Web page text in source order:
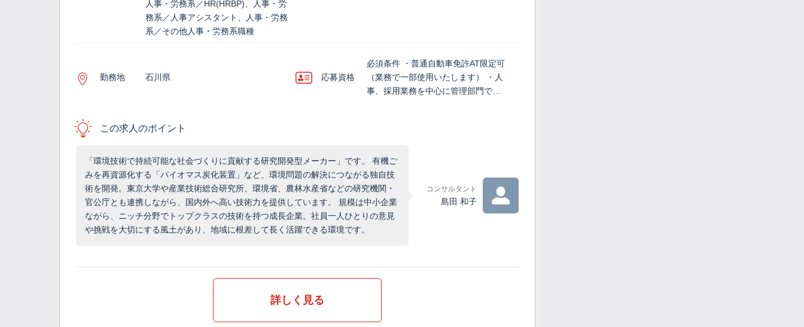
人事・労務系／HR(HRBP)、人事・労
務系／人事アシスタント、人事・労務
系／その他人事・労務系職種
勤務地 石川県 応募資格
必須条件 ・普通自動車免許AT限定可
（業務で一部使用いたします） ・人
事、採用業務を中心に管理部門で…
この求人のポイント
「環境技術で持続可能な社会づくりに貢献する研究開発型メーカー」です。 有機ご
みを再資源化する「バイオマス炭化装置」など、環境問題の解決につながる独自技
術を開発。東京大学や産業技術総合研究所、環境省、農林水産省などの研究機関・
官公庁とも連携しながら、国内外へ高い技術力を提供しています。 規模は中小企業
ながら、ニッチ分野でトップクラスの技術を持つ成長企業。社員一人ひとりの意見
や挑戦を大切にする風土があり、地域に根差して長く活躍できる環境です。
コンサルタント
島田 和子
詳しく見る